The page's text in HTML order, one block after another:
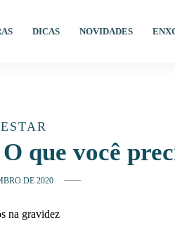
DICAS NOVIDADES
que você
DE 2020